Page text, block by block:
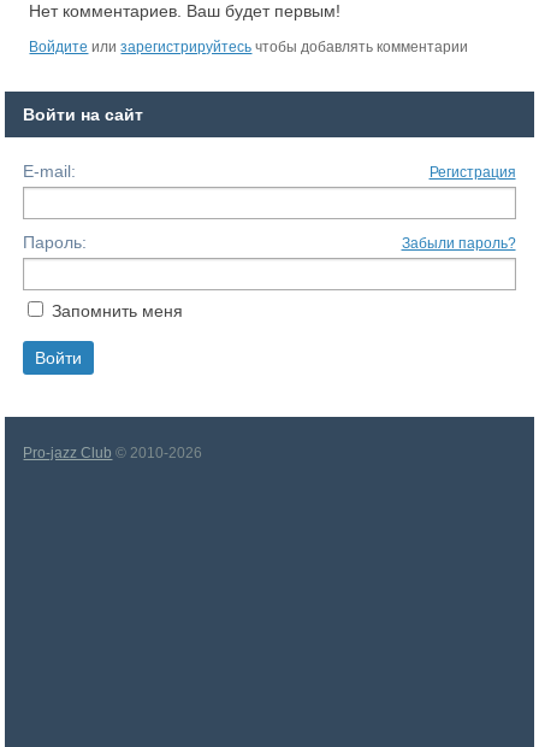
Нет комментариев. Ваш будет первым!
Войдите илизарегистрируйтесь чтобы добавлять комментарии
Войти на сайт
E-mail: Регистрация
Пароль: Забыли пароль?
Запомнить меня
Pro-jazz Club © 2010-2026